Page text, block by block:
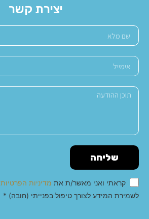
יצירת קשר
שליחה
קראתי ואני מאשר/ת את מדיניות הפרטיות
לשמירת המידע לצורך טיפול בפנייתי (חובה) *